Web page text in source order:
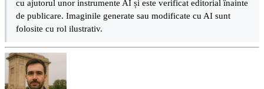
cu ajutorul unor instrumente AI și este verificat editorial înainte
de publicare. Imaginile generate sau modificate cu AI sunt
folosite cu rol ilustrativ.